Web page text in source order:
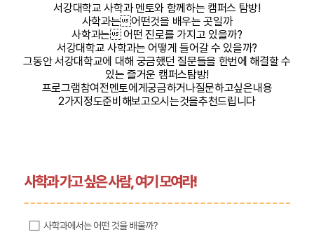
서강대학교 사학과 멘토와 함께하는 캠퍼스 탐방!
사학과는어떤것을 배우는 곳일까
사학과는 어떤 진로를 가지고 있을까?
서강대학교 사학과는 어떻게 들어갈 수 있을까?
그동안 서강대학교에 대해 궁금했던 질문들을 한번에 해결할 수
있는 즐거운 캠퍼스탐방!
프로그램참여전멘토에게궁금하거나질문하고싶은내용
2가지정도준비해보고오시는것을추천드립니다